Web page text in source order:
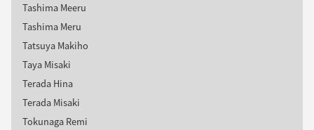
Tashima Meeru
Tashima Meru
Tatsuya Makiho
Taya Misaki
Terada Hina
Terada Misaki
Tokunaga Remi